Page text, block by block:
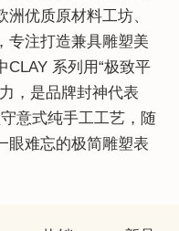
优质原材料工坊、
专注打造兼具雕塑美
CLAY 系列用“极致平
，是品牌封神代表
意式纯手工工艺，随
眼难忘的极简雕塑表